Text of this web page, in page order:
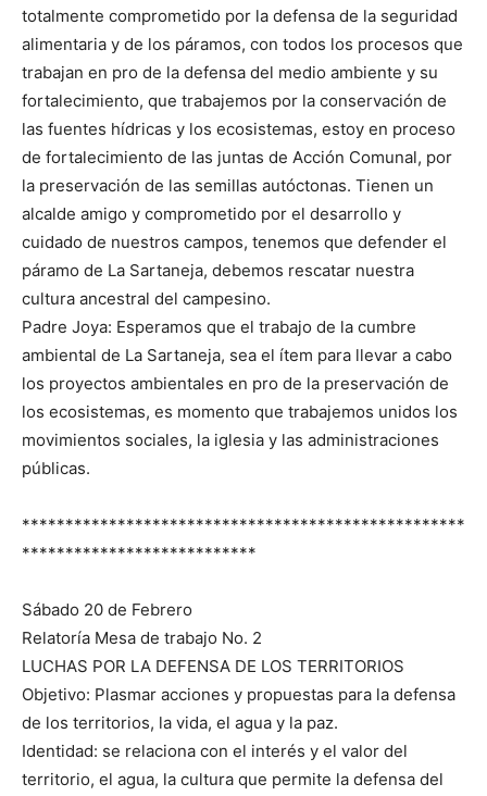
totalmente comprometido por la defensa de la seguridad
alimentaria y de los páramos, con todos los procesos que
trabajan en pro de la defensa del medio ambiente y su
fortalecimiento, que trabajemos por la conservación de
las fuentes hídricas y los ecosistemas, estoy en proceso
de fortalecimiento de las juntas de Acción Comunal, por
la preservación de las semillas autóctonas. Tienen un
alcalde amigo y comprometido por el desarrollo y
cuidado de nuestros campos, tenemos que defender el
páramo de La Sartaneja, debemos rescatar nuestra
cultura ancestral del campesino.
Padre Joya: Esperamos que el trabajo de la cumbre
ambiental de La Sartaneja, sea el ítem para llevar a cabo
los proyectos ambientales en pro de la preservación de
los ecosistemas, es momento que trabajemos unidos los
movimientos sociales, la iglesia y las administraciones
públicas.
***************************************************
***************************
Sábado 20 de Febrero
Relatoría Mesa de trabajo No. 2
LUCHAS POR LA DEFENSA DE LOS TERRITORIOS
Objetivo: Plasmar acciones y propuestas para la defensa
de los territorios, la vida, el agua y la paz.
Identidad: se relaciona con el interés y el valor del
territorio, el agua, la cultura que permite la defensa del